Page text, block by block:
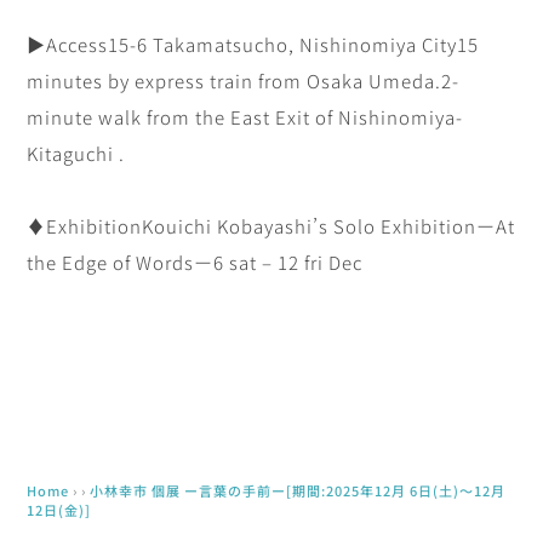
▶︎Access15-6 Takamatsucho, Nishinomiya City15
minutes by express train from Osaka Umeda.2-
minute walk from the East Exit of Nishinomiya-
Kitaguchi .
♦︎ExhibitionKouichi Kobayashi’s Solo ExhibitionーAt
the Edge of Wordsー6 sat – 12 fri Dec
Home › ›小林幸市 個展 ー言葉の手前ー[期間:2025年12月 6日(土)～12月
12日(金)]